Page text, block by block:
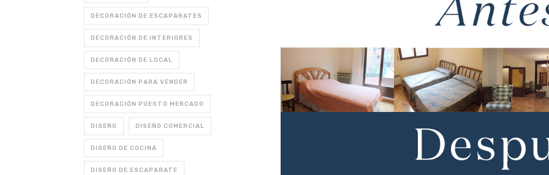
DECORACIÓN DE ESCAPARATES
DECORACIÓN DE INTERIORES
DECORACIÓN DE LOCAL
DECORACIÓN PARA VENDER
DECORACIÓN PUESTO MERCADO
DISEÑO DISEÑO COMERCIAL
DISEÑO DE COCINA
DISEÑO DE ESCAPARATE